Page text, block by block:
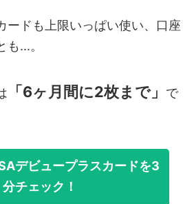
ードも上限いっぱい使い、口座
...。
「6ヶ月間に2枚まで」
で
デビュープラスカードを3
分チェック！